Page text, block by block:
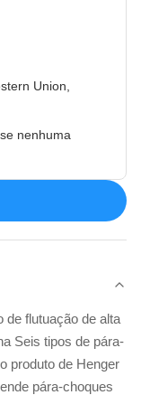
Union,
nenhuma
de flutuação de alta
Seis tipos de pára-
produto de Henger
pára-choques